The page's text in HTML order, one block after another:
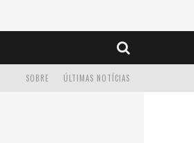
ÚLTIMAS NOTÍCIAS
SOBRE